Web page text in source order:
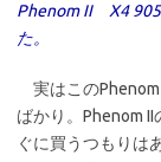
Phenom II X4
た。
実はこのPhenom
ばかり。Phenom
ぐに買うつもりは